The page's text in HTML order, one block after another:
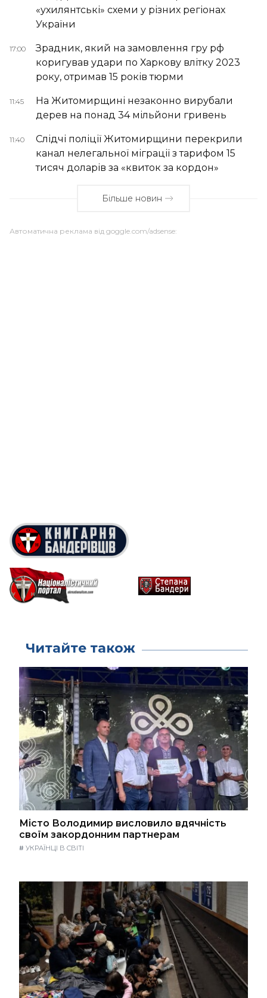
«ухилянтські» схеми у різних регіонах
України
17:00
Зрадник, який на замовлення гру рф
коригував удари по Харкову влітку 2023
року, отримав 15 років тюрми
11:45
На Житомирщині незаконно вирубали
дерев на понад 34 мільйони гривень
11:40
Слідчі поліції Житомирщини перекрили
канал нелегальної міграції з тарифом 15
тисяч доларів за «квиток за кордон»
Більше новин
Автоматична реклама від goggle.com/adsense:
Читайте також
Місто Володимир висловило вдячність
своїм закордонним партнерам
# УКРАЇНЦІ В СВІТІ